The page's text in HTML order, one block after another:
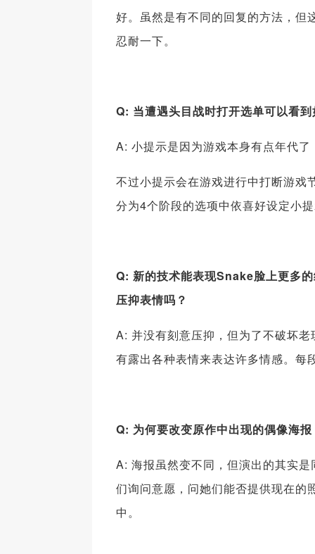
好。虽然是有不同的回复的方法，但
忍耐一下。
Q: 当遭遇头目战时打开选单可以看
A: 小提示是因为游戏本身有点年代
不过小提示会在游戏进行中打断游戏
分为4个阶段的选项中依喜好设定小
Q: 新的技术能表现Snake脸上更多
压抑表情吗？
A: 并没有刻意压抑，但为了不破坏
有露出各种表情来表达许多情感。每
Q: 为何要改变原作中出现的偶像海
A: 海报虽然变不同，但演出的其实
们询问意愿，问她们能否提供现在的
中。